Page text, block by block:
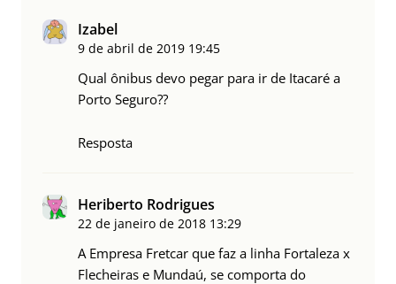
Izabel
9 de abril de 2019 19:45
Qual ônibus devo pegar para ir de Itacaré a
Porto Seguro??
Resposta
Heriberto Rodrigues
22 de janeiro de 2018 13:29
A Empresa Fretcar que faz a linha Fortaleza x
Flecheiras e Mundaú, se comporta do